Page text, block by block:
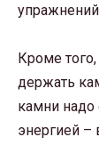
Кроме
держать
камни надо
энергией –